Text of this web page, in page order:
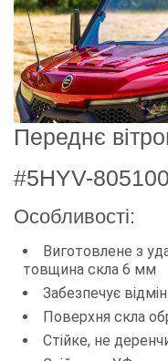
Переднє
#5HYV-
Особливості:
Виготовлене з
товщина скла 6 мм
Забезпечує
Поверхня скла
Стійке, не